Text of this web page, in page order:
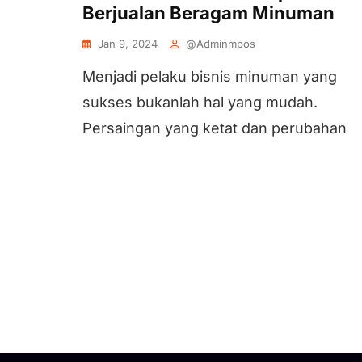
Berjualan Beragam Minuman
Jan 9, 2024 @adminmpos
Menjadi pelaku bisnis minuman yang
sukses bukanlah hal yang mudah.
Persaingan yang ketat dan perubahan